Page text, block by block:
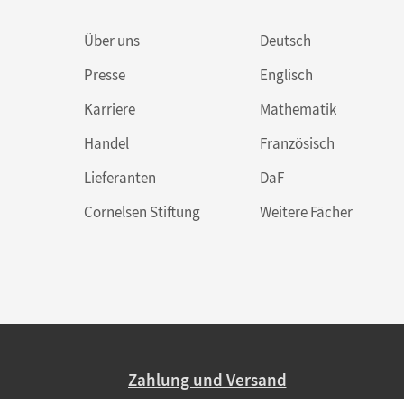
Über uns
Presse
Karriere
Handel
Lieferanten
Cornelsen Stiftung
Deutsch
Englisch
Mathematik
Französisch
DaF
Weitere Fächer
Zahlung und Versand